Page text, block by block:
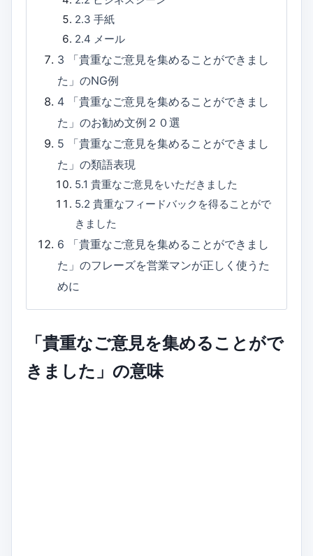
2.3 手紙
2.4 メール
3
「貴重なご意見を集めることができまし
た」のNG例
4
「貴重なご意見を集めることができまし
た」のお勧め文例２０選
5
「貴重なご意見を集めることができまし
た」の類語表現
5.1 貴重なご意見をいただきました
5.2 貴重なフィードバックを得ることがで
きました
6
「貴重なご意見を集めることができまし
た」のフレーズを営業マンが正しく使うた
めに
「貴重なご意見を集めることがで
きました」の意味